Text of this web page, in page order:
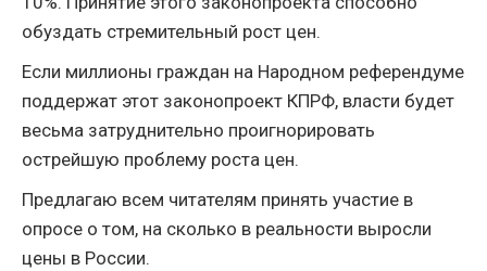
обуздать стремительный рост цен.
Если миллионы граждан на Народном референдуме
поддержат этот законопроект КПРФ, власти будет
весьма затруднительно проигнорировать
острейшую проблему роста цен.
Предлагаю всем читателям принять участие в
опросе о том, на сколько в реальности выросли
цены в России.